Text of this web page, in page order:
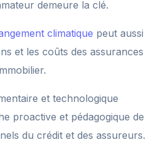
demeure la clé.
climatique peut aussi
et les coûts des assurances
et technologique
proactive et pédagogique de
du crédit et des assureurs.